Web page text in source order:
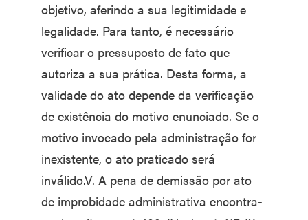
objetivo, aferindo a sua legitimidade e
legalidade. Para tanto, é necessário
verificar o pressuposto de fato que
autoriza a sua prática. Desta forma, a
validade do ato depende da verificação
de existência do motivo enunciado. Se o
motivo invocado pela administração for
inexistente, o ato praticado será
inválido.V. A pena de demissão por ato
de improbidade administrativa encontra-